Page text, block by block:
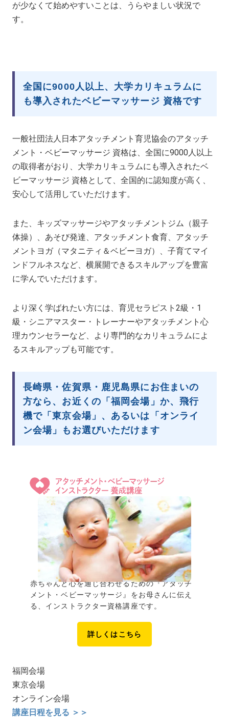
が少なくて始めやすいことは、うらやましい状況で
す。
全国に9000人以上、大学カリキュラムに
も導入されたベビーマッサージ 資格です
一般社団法人日本アタッチメント育児協会のアタッチ
メント・ベビーマッサージ 資格は、全国に9000人以上
の取得者がおり、大学カリキュラムにも導入されたベ
ビーマッサージ 資格として、全国的に認知度が高く、
安心して活用していただけます。
また、キッズマッサージやアタッチメントジム（親子
体操）、あそび発達、アタッチメント食育、アタッチ
メントヨガ（マタニティ＆ベビーヨガ）、子育てマイ
ンドフルネスなど、横展開できるスキルアップを豊富
に学んでいただけます。
より深く学ばれたい方には、育児セラピスト2級・1
級・シニアマスター・トレーナーやアタッチメント心
理カウンセラーなど、より専門的なカリキュラムによ
るスキルアップも可能です。
長崎県・佐賀県・鹿児島県にお住まいの
方なら、お近くの「福岡会場」か、飛行
機で「東京会場」、あるいは「オンライ
ン会場」もお選びいただけます
赤ちゃんと心を通じ合わせるための『アタッチ
メント・ベビーマッサージ』をお母さんに伝え
る、インストラクター資格講座です。
詳しくはこちら
福岡会場
東京会場
オンライン会場
講座日程を見る ＞＞